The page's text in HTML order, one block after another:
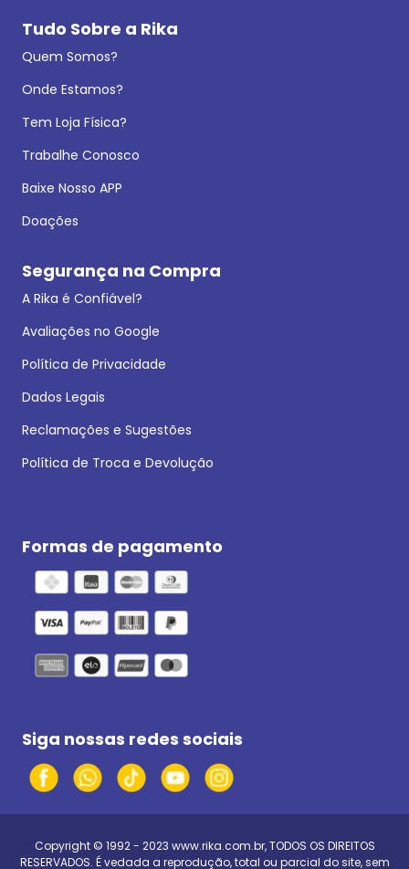
Tudo Sobre a Rika
Quem Somos?
Onde Estamos?
Tem Loja Física?
Trabalhe Conosco
Baixe Nosso APP
Doações
Segurança na Compra
A Rika é Confiável?
Avaliações no Google
Política de Privacidade
Dados Legais
Reclamações e Sugestões
Política de Troca e Devolução
Formas de pagamento
Siga nossas redes sociais
Copyright © 1992 - 2023 www.rika.com.br, TODOS OS DIREITOS
RESERVADOS. É vedada a reprodução, total ou parcial do site, sem